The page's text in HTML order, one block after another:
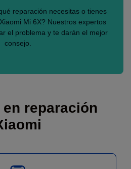
reparación necesitas o tienes
Mi 6X? Nuestros expertos
el problema y te darán el mejor
consejo.
reparación